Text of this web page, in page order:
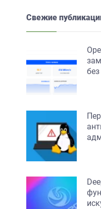
Свежие